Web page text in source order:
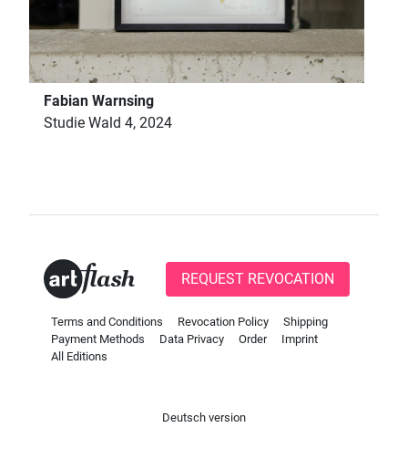
Fabian Warnsing
Studie Wald 4, 2024
REQUEST REVOCATION
Terms and Conditions Revocation Policy
Shipping
Payment Methods
Data Privacy Order
Imprint
All Editions
Deutsch version